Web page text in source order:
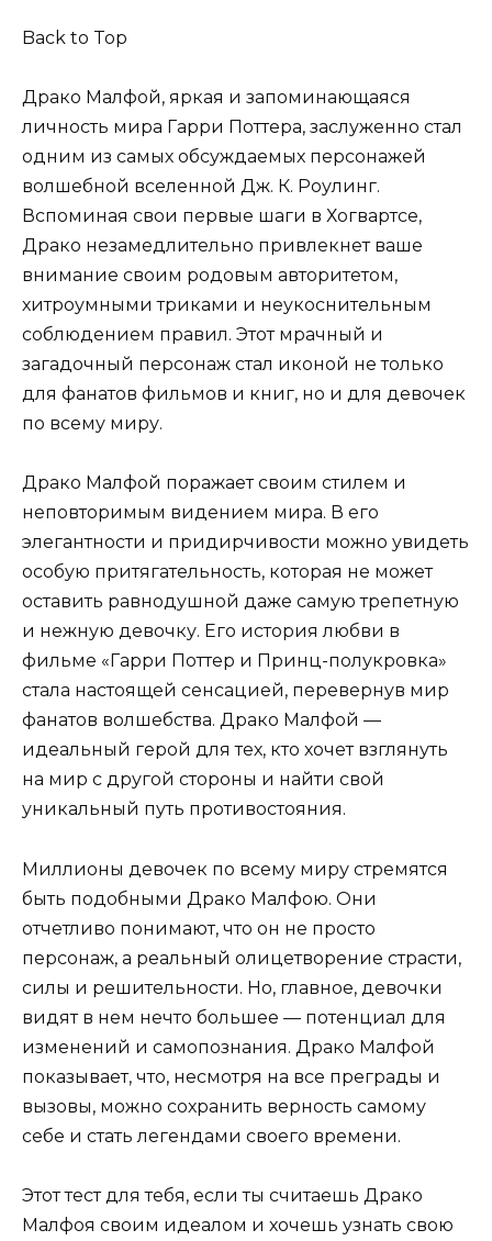
Back to Top
Драко Малфой, яркая и запоминающаяся
личность мира Гарри Поттера, заслуженно стал
одним из самых обсуждаемых персонажей
волшебной вселенной Дж. К. Роулинг.
Вспоминая свои первые шаги в Хогвартсе,
Драко незамедлительно привлекнет ваше
внимание своим родовым авторитетом,
хитроумными триками и неукоснительным
соблюдением правил. Этот мрачный и
загадочный персонаж стал иконой не только
для фанатов фильмов и книг, но и для девочек
по всему миру.
Драко Малфой поражает своим стилем и
неповторимым видением мира. В его
элегантности и придирчивости можно увидеть
особую притягательность, которая не может
оставить равнодушной даже самую трепетную
и нежную девочку. Его история любви в
фильме «Гарри Поттер и Принц-полукровка»
стала настоящей сенсацией, перевернув мир
фанатов волшебства. Драко Малфой —
идеальный герой для тех, кто хочет взглянуть
на мир с другой стороны и найти свой
уникальный путь противостояния.
Миллионы девочек по всему миру стремятся
быть подобными Драко Малфою. Они
отчетливо понимают, что он не просто
персонаж, а реальный олицетворение страсти,
силы и решительности. Но, главное, девочки
видят в нем нечто большее — потенциал для
изменений и самопознания. Драко Малфой
показывает, что, несмотря на все преграды и
вызовы, можно сохранить верность самому
себе и стать легендами своего времени.
Этот тест для тебя, если ты считаешь Драко
Малфоя своим идеалом и хочешь узнать свою